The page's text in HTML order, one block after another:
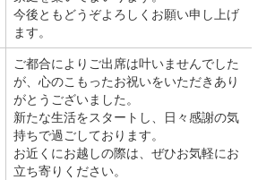
今後ともどうぞよろしくお願い申し上げ
ます。
ご都合によりご出席は叶いませんでした
が、心のこもったお祝いをいただきあり
がとうございました。
新たな生活をスタートし、日々感謝の気
持ちで過ごしております。
お近くにお越しの際は、ぜひお気軽にお
立ち寄りください。